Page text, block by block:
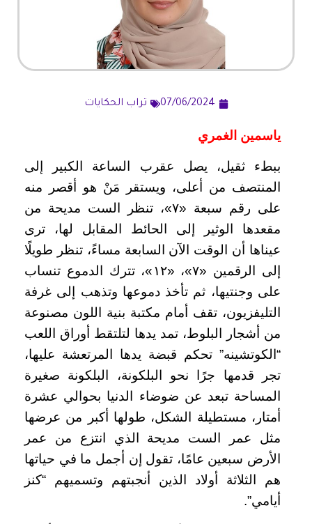
07/06/2024 تراب الحكايات
ياسمين الغمري
ببطء ثقيل، يصل عقرب الساعة الكبير إلى
المنتصف من أعلى، ويستقر مَنْ هو أقصر منه
على رقم سبعة «٧»، تنظر الست مديحة من
مقعدها الوثير إلى الحائط المقابل لها، ترى
عيناها أن الوقت الآن السابعة مساءً، تنظر طويلًا
إلى الرقمين «٧»، «١٢»، تترك الدموع تنساب
على وجنتيها، ثم تأخذ دموعها وتذهب إلى غرفة
التليفزيون، تقف أمام مكتبة بنية اللون مصنوعة
من أشجار البلوط، تمد يدها لتلتقط أوراق اللعب
“الكوتشينه” تحكم قبضة يدها المرتعشة عليها،
تجر قدمها جرًا نحو البلكونة، البلكونة صغيرة
المساحة تبعد عن ضوضاء الدنيا بحوالي عشرة
أمتار، مستطيلة الشكل، طولها أكبر من عرضها
مثل عمر الست مديحة الذي انتزع من عمر
الأرض سبعين عامًا، تقول إن أجمل ما في حياتها
هم الثلاثة أولاد الذين أنجبتهم وتسميهم “كنز
أيامي”.